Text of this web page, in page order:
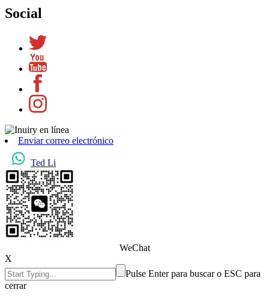
Social
Enviar correo electrónico
Ted Li
WeChat
X
Pulse Enter para buscar o ESC para
cerrar